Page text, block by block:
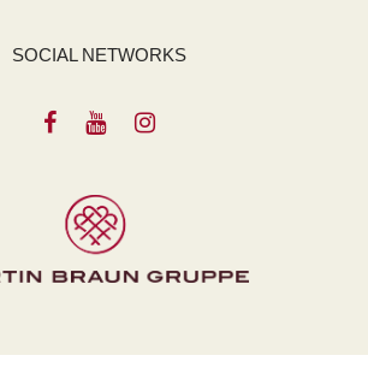
SOCIAL NETWORKS